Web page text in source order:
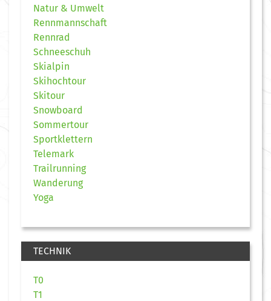
Natur & Umwelt
Rennmannschaft
Rennrad
Schneeschuh
Skialpin
Skihochtour
Skitour
Snowboard
Sommertour
Sportklettern
Telemark
Trailrunning
Wanderung
Yoga
TECHNIK
T0
T1